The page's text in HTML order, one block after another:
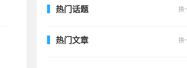
热门话题 换
热门文章 换